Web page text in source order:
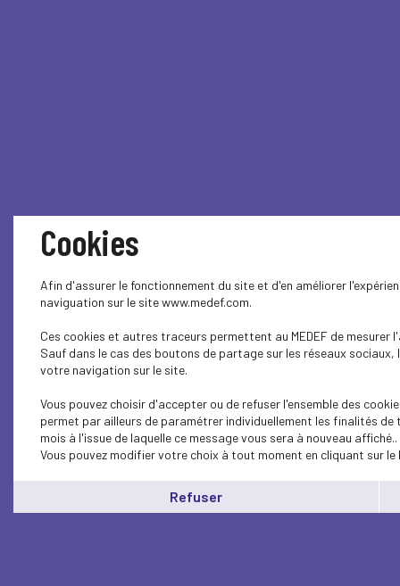
Cookies
Afin d'assurer le fonctionnement du site et d'en améliorer
naviguation sur le site www.medef.com.
Ces cookies et autres traceurs permettent au MEDEF de
Sauf dans le cas des boutons de partage sur les réseaux
votre navigation sur le site.
Vous pouvez choisir d'accepter ou de refuser l'ensemble des
permet par ailleurs de paramétrer individuellement les finalités
mois à l'issue de laquelle ce message vous sera à nouveau affiché..
Vous pouvez modifier votre choix à tout moment en cliquant sur le
Refuser